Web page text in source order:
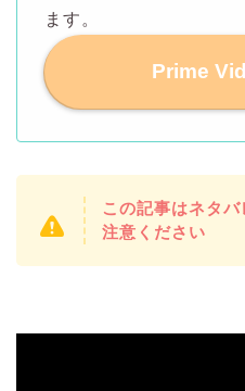
ます。
Prime
この記事はネタ
注意ください